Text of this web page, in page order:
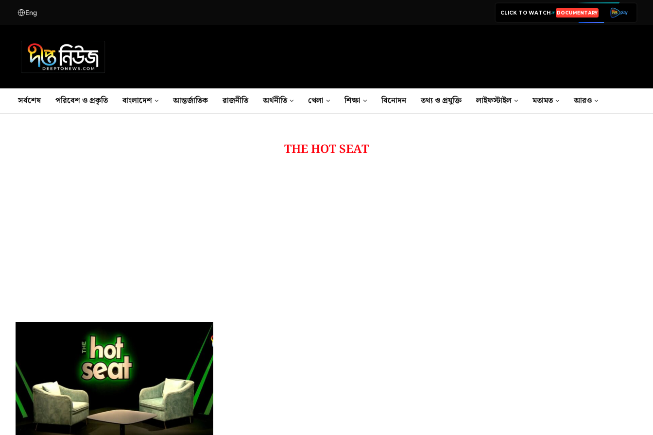
Eng CLICK TO WATCH LIVE TV
সর্বশেষ পরিবেশ ও প্রকৃতি বাংলাদেশ আন্তর্জাতিক রাজনীতি অর্থনীতি খেলা শিক্ষা বিনোদন তথ‍্য ও প্রযুক্তি লাইফস্টাইল মতামত আরও
THE HOT SEAT